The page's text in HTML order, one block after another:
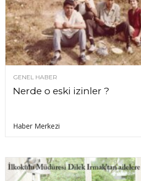
GENEL HABER
Nerde o eski izinler ?
Haber Merkezi